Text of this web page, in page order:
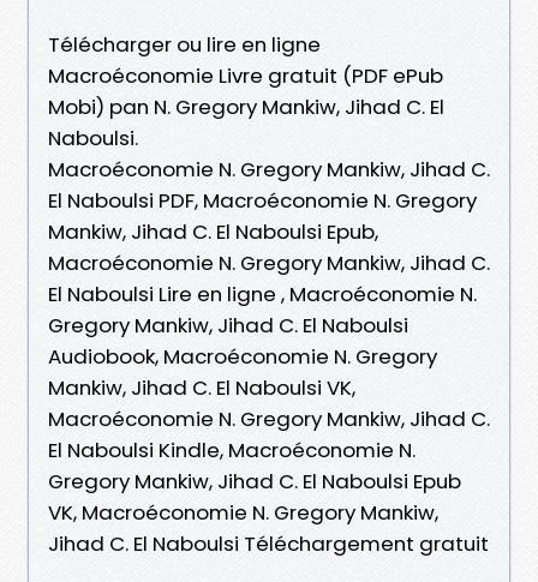
Télécharger ou lire en ligne
Macroéconomie Livre gratuit (PDF ePub
Mobi) pan N. Gregory Mankiw, Jihad C. El
Naboulsi.
Macroéconomie N. Gregory Mankiw, Jihad C.
El Naboulsi PDF, Macroéconomie N. Gregory
Mankiw, Jihad C. El Naboulsi Epub,
Macroéconomie N. Gregory Mankiw, Jihad C.
El Naboulsi Lire en ligne , Macroéconomie N.
Gregory Mankiw, Jihad C. El Naboulsi
Audiobook, Macroéconomie N. Gregory
Mankiw, Jihad C. El Naboulsi VK,
Macroéconomie N. Gregory Mankiw, Jihad C.
El Naboulsi Kindle, Macroéconomie N.
Gregory Mankiw, Jihad C. El Naboulsi Epub
VK, Macroéconomie N. Gregory Mankiw,
Jihad C. El Naboulsi Téléchargement gratuit